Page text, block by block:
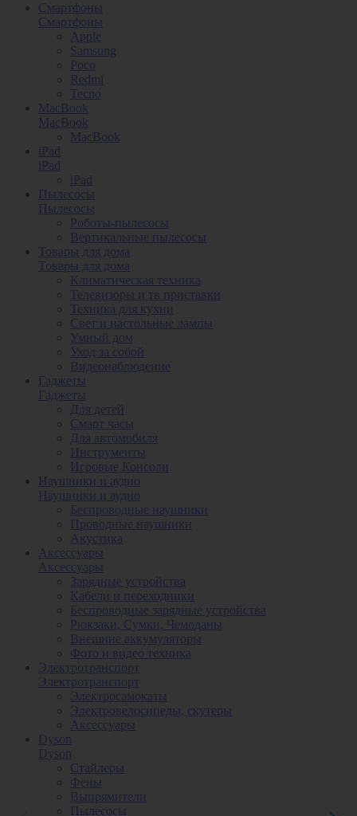
Смартфоны
Смартфоны
Apple
Samsung
Poco
Redmi
Tecno
MacBook
MacBook
MacBook
iPad
iPad
iPad
Пылесосы
Пылесосы
Роботы-пылесосы
Вертикальные пылесосы
Товары для дома
Товары для дома
Климатическая техника
Телевизоры и тв приставки
Техника для кухни
Свет и настольные лампы
Умный дом
Уход за собой
Видеонаблюдение
Гаджеты
Гаджеты
Для детей
Смарт часы
Для автомобиля
Инструменты
Игровые Консоли
Наушники и аудио
Наушники и аудио
Беспроводные наушники
Проводные наушники
Акустика
Аксессуары
Аксессуары
Зарядные устройства
Кабели и переходники
Беспроводные зарядные устройства
Рюкзаки, Сумки, Чемоданы
Внешние аккумуляторы
Фото и видео техника
Электротранспорт
Электротранспорт
Электросамокаты
Электровелосипеды, скутеры
Аксессуары
Dyson
Dyson
Стайлеры
Фены
Выпрямители
Пылесосы